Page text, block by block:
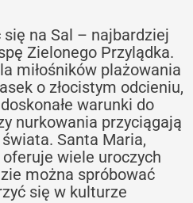
na Sal – najbardziej
Zielonego Przylądka.
miłośników plażowania
o złocistym odcieniu,
warunki do
nurkowania przyciągają
Santa Maria,
oferuje wiele uroczych
można spróbować
się w kulturze